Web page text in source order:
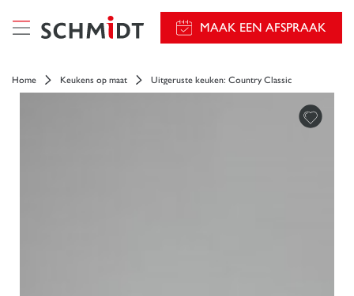
MAAK EEN AFSPRAAK
Home Keukens op maat Uitgeruste keuken: Country Classic